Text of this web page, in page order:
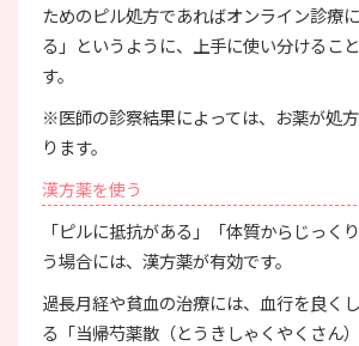
ためのピル処方であればオンライン診療
る」というように、上手に使い分けるこ
す。
※医師の診察結果によっては、お薬が処
ります。
漢方薬を使う
「ピルに抵抗がある」「体質からじっく
う場合には、漢方薬が有効です。
過長月経や貧血の治療には、血行を良く
る「当帰芍薬散（とうきしゃくやくさん